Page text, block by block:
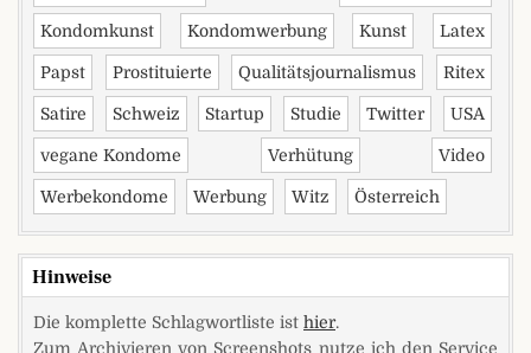
Kondomkunst Kondomwerbung Kunst Latex
Papst Prostituierte Qualitätsjournalismus Ritex
Satire Schweiz Startup Studie Twitter USA
vegane Kondome Verhütung Video
Werbekondome Werbung Witz Österreich
Hinweise
Die komplette Schlagwortliste ist hier.
Zum Archivieren von Screenshots nutze ich den Service